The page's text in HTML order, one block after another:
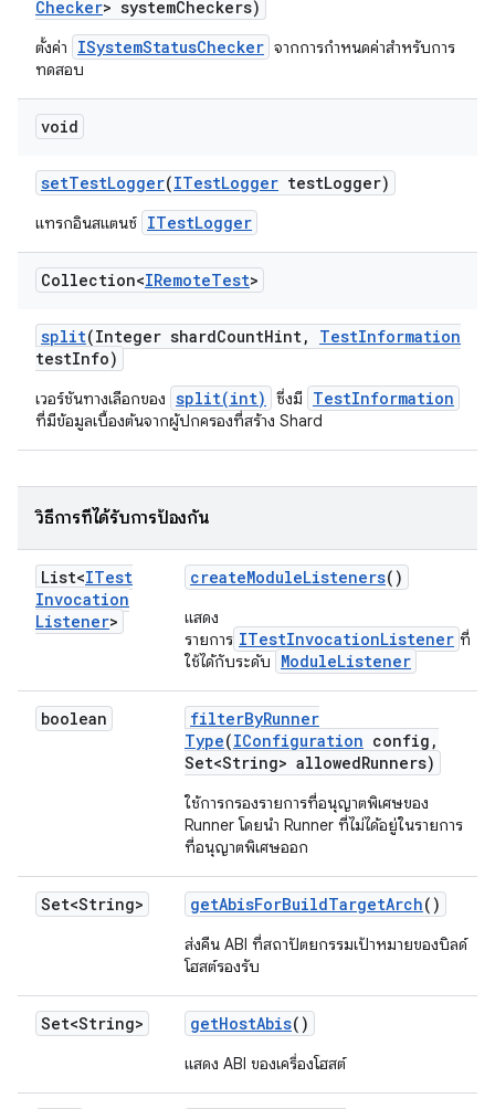
Checker> systemCheckers)
ตั้งค่า ISystemStatusChecker จากการกำหนดค่าสำหรับการ
ทดสอบ
void
setTestLogger(ITestLogger testLogger)
แทรกอินสแตนซ์ ITestLogger
Collection<IRemoteTest>
split(Integer shardCountHint, TestInformation
testInfo)
เวอร์ชันทางเลือกของ split(int) ซึ่งมี TestInformation
ที่มีข้อมูลเบื้องต้นจากผู้ปกครองที่สร้าง Shard
วิธีการที่ได้รับการป้องกัน
List<ITest
Invocation
Listener>
createModuleListeners()
แสดง
รายการ ITestInvocationListener ที่
ใช้ได้กับระดับ
ModuleListener
boolean filterByRunner
Type(IConfiguration config ,
Set<String> allowedRunners)
ใช้การกรองรายการที่อนุญาตพิเศษของ
Runner โดยนำ Runner ที่ไม่ได้อยู่ในรายการ
ที่อนุญาตพิเศษออก
Set<String> getAbisForBuildTargetArch()
ส่งคืน ABI ที่สถาปัตยกรรมเป้าหมายของบิลด์
โฮสต์รองรับ
Set<String> getHostAbis()
แสดง ABI ของเครื่องโฮสต์